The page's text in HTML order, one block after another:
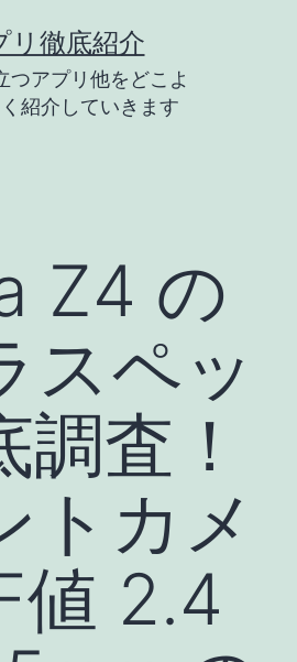
リ徹底紹介
つアプリ他をどこよ
紹介していきます
Z4 の
スペッ
調査！
トカメ
値 2.4